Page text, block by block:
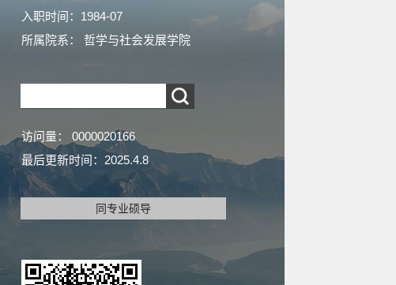
入职时间：1984-07
所属院系： 哲学与社会发展学院
访问量： 0000020166
最后更新时间： 2025.4.8
同专业硕导